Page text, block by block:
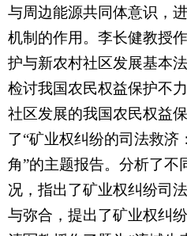
与周边能源共同体意识，
机制的作用。李长健教授
护与新农村社区发展基本
检讨我国农民权益保护不
社区发展的我国农民权益
了“矿业权纠纷的司法救济
角”的主题报告。分析了不
况，指出了矿业权纠纷司
与弥合，提出了矿业权纠